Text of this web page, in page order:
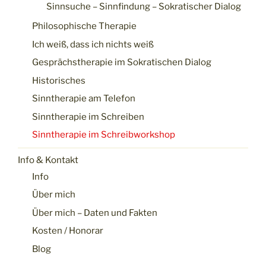
Sinnsuche – Sinnfindung – Sokratischer Dialog
Philosophische Therapie
Ich weiß, dass ich nichts weiß
Gesprächstherapie im Sokratischen Dialog
Historisches
Sinntherapie am Telefon
Sinntherapie im Schreiben
Sinntherapie im Schreibworkshop
Info & Kontakt
Info
Über mich
Über mich – Daten und Fakten
Kosten / Honorar
Blog